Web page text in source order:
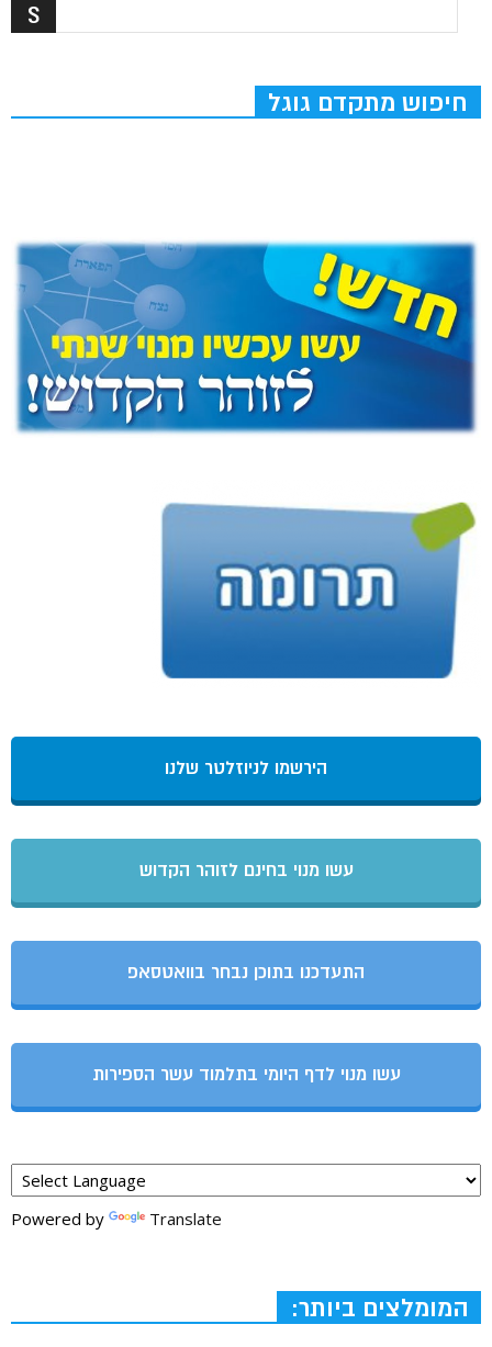
חיפוש מתקדם גוגל
הירשמו לניוזלטר שלנו
עשו מנוי בחינם לזוהר הקדוש
התעדכנו בתוכן נבחר בוואטסאפ
עשו מנוי לדף היומי בתלמוד עשר הספירות
Powered by Translate
המומלצים ביותר: